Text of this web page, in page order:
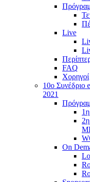
Live
FAQ
Χορηγοί
10o
2021
On